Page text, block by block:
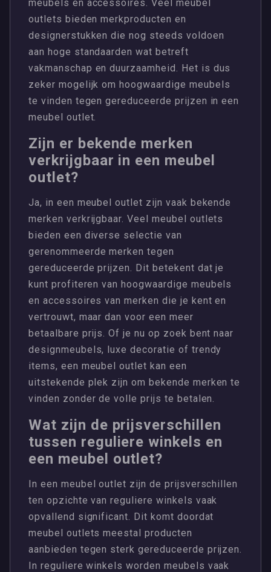
meubels en accessoires. Veel meubel
outlets bieden merkproducten en
designerstukken die nog steeds voldoen
aan hoge standaarden wat betreft
vakmanschap en duurzaamheid. Het is dus
zeker mogelijk om hoogwaardige meubels
te vinden tegen gereduceerde prijzen in een
meubel outlet.
Zijn er bekende merken
verkrijgbaar in een meubel
outlet?
Ja, in een meubel outlet zijn vaak bekende
merken verkrijgbaar. Veel meubel outlets
bieden een diverse selectie van
gerenommeerde merken tegen
gereduceerde prijzen. Dit betekent dat je
kunt profiteren van hoogwaardige meubels
en accessoires van merken die je kent en
vertrouwt, maar dan voor een meer
betaalbare prijs. Of je nu op zoek bent naar
designmeubels, luxe decoratie of trendy
items, een meubel outlet kan een
uitstekende plek zijn om bekende merken te
vinden zonder de volle prijs te betalen.
Wat zijn de prijsverschillen
tussen reguliere winkels en
een meubel outlet?
In een meubel outlet zijn de prijsverschillen
ten opzichte van reguliere winkels vaak
opvallend significant. Dit komt doordat
meubel outlets meestal producten
aanbieden tegen sterk gereduceerde prijzen.
In reguliere winkels worden meubels vaak